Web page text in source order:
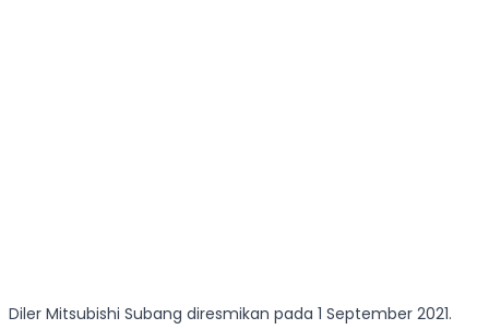
Diler Mitsubishi Subang diresmikan pada 1 September 2021.